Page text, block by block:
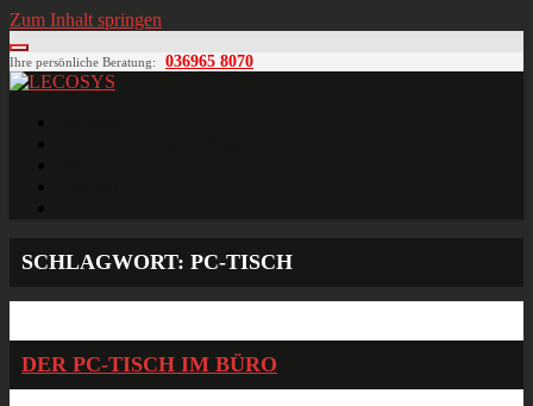
Zum Inhalt springen
Ihre persönliche Beratung: 036965 8070
SCHLAGWORT: PC-TISCH
DER PC-TISCH IM BÜRO